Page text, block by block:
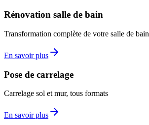
Rénovation salle de bain
Transformation complète de votre salle de bain
En savoir plus
Pose de carrelage
Carrelage sol et mur, tous formats
En savoir plus